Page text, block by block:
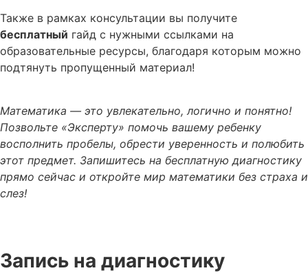
Также в рамках консультации вы получите
бесплатный гайд с нужными ссылками на
образовательные ресурсы, благодаря которым можно
подтянуть пропущенный материал!
Математика — это увлекательно, логично и понятно!
Позвольте «Эксперту» помочь вашему ребенку
восполнить пробелы, обрести уверенность и полюбить
этот предмет. Запишитесь на бесплатную диагностику
прямо сейчас и откройте мир математики без страха и
слез!
Запись на диагностику